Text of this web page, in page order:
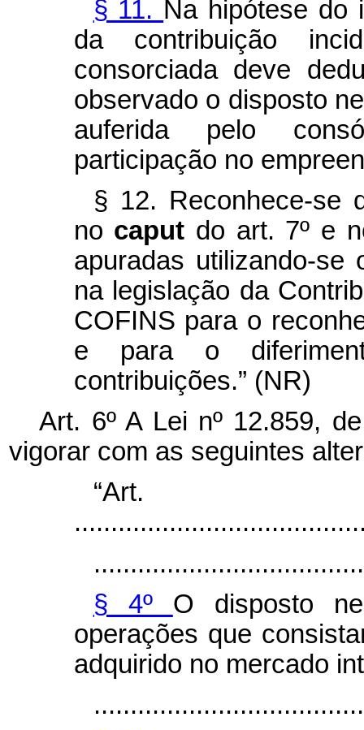
§ 11. Na hipótese
da contribuição
consorciada deve
observado o disposto
auferida pelo
participação no
§ 12. Reconhece-se
no caput do art. 7º e
apuradas utilizando-se
na legislação da
COFINS para o
e para o
contribuições.” (NR)
Art. 6º A Lei nº 12.859,
vigorar com as seguintes
§ 4º O disposto
operações que
adquirido no mercado